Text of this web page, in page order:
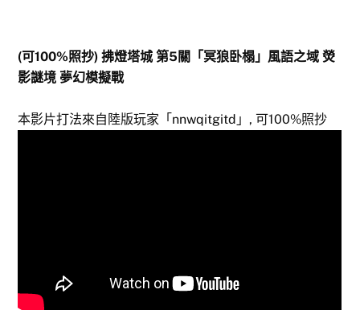
(可100%照抄) 拂燈塔城 第5關「冥狼卧榻」風語之域 熒
影謎境 夢幻模擬戰
本影片打法來自陸版玩家「nnwqitgitd」, 可100%照抄